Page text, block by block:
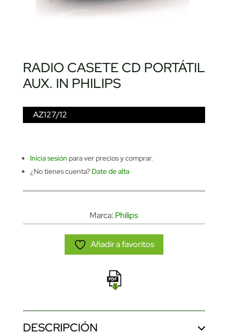
RADIO CASETE CD PORTÁTIL
AUX. IN PHILIPS
AZ127/12
Inicia sesión para ver precios y comprar.
¿No tienes cuenta? Date de alta
Marca: Philips
Añadir a favoritos
DESCRIPCIÓN